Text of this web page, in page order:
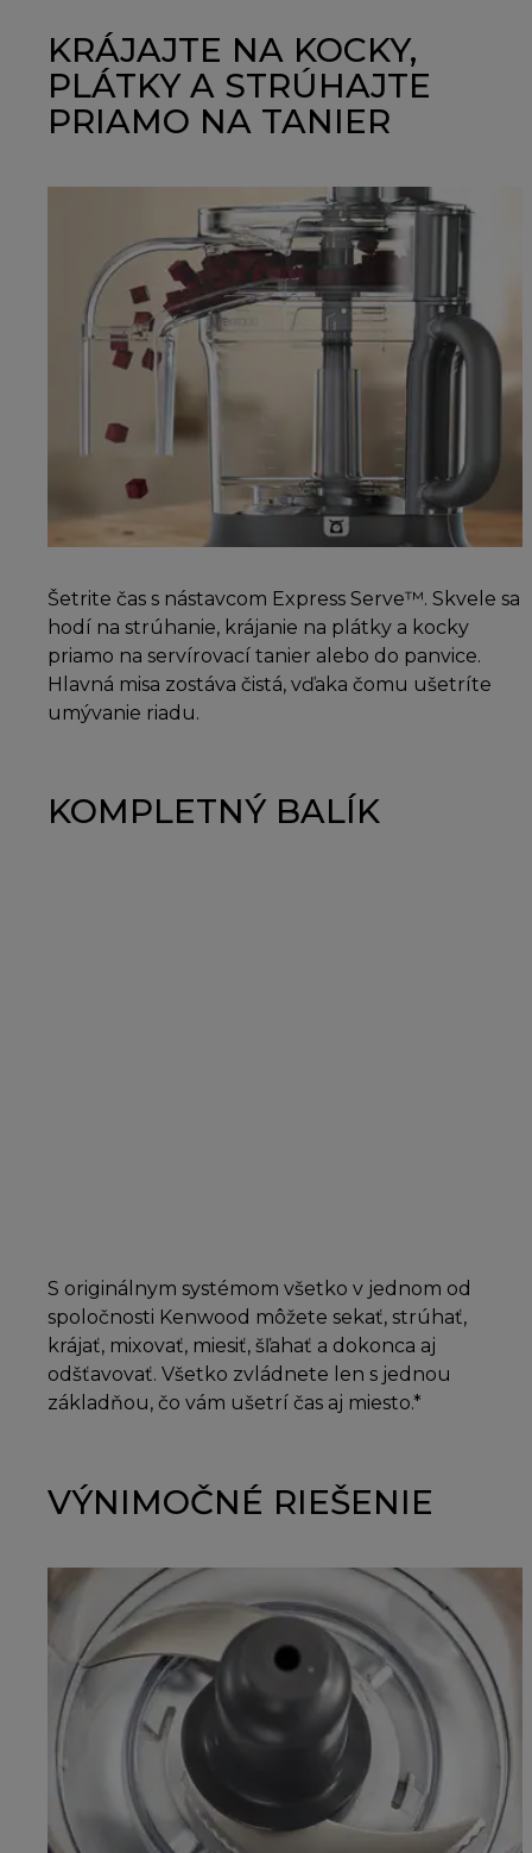
KRÁJAJTE NA KOCKY,
PLÁTKY A STRÚHAJTE
PRIAMO NA TANIER
Šetrite čas s nástavcom Express Serve™. Skvele sa
hodí na strúhanie, krájanie na plátky a kocky
priamo na servírovací tanier alebo do panvice.
Hlavná misa zostáva čistá, vďaka čomu ušetríte
umývanie riadu.
KOMPLETNÝ BALÍK
S originálnym systémom všetko v jednom od
spoločnosti Kenwood môžete sekať, strúhať,
krájať, mixovať, miesiť, šľahať a dokonca aj
odšťavovať. Všetko zvládnete len s jednou
základňou, čo vám ušetrí čas aj miesto.*
VÝNIMOČNÉ RIEŠENIE